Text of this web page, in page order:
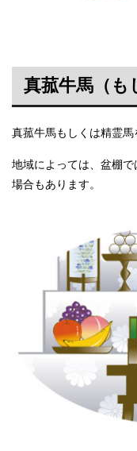
真菰牛馬（も
真菰牛馬もしくは精霊馬
地域によっては、盆棚
場合もあります。